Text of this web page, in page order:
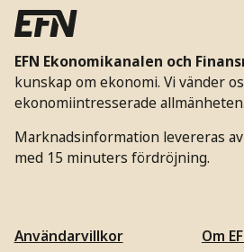
EFN Ekonomikanalen och
kunskap om ekonomi. Vi vänder
ekonomiintresserade allmänheten.
Marknadsinformation levereras
med 15 minuters fördröjning.
Användarvillkor
Om